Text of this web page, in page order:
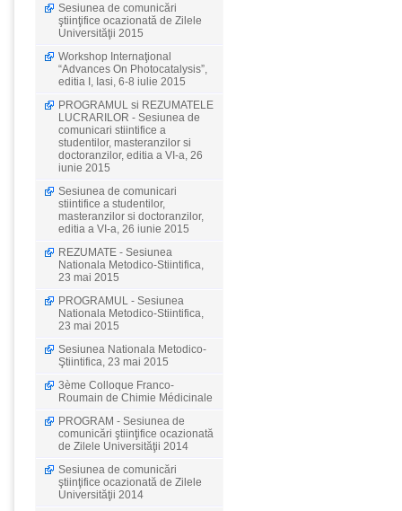
Sesiunea de comunicări
ştiinţifice ocazionată de Zilele
Universităţii 2015
Workshop Internaţional
“Advances On Photocatalysis”,
editia I, Iasi, 6-8 iulie 2015
PROGRAMUL si REZUMATELE
LUCRARILOR - Sesiunea de
comunicari stiintifice a
studentilor, masteranzilor si
doctoranzilor, editia a VI-a, 26
iunie 2015
Sesiunea de comunicari
stiintifice a studentilor,
masteranzilor si doctoranzilor,
editia a VI-a, 26 iunie 2015
REZUMATE - Sesiunea
Nationala Metodico-Stiintifica,
23 mai 2015
PROGRAMUL - Sesiunea
Nationala Metodico-Stiintifica,
23 mai 2015
Sesiunea Nationala Metodico-
Ştiintifica, 23 mai 2015
3ème Colloque Franco-
Roumain de Chimie Médicinale
PROGRAM - Sesiunea de
comunicări ştiinţifice ocazionată
de Zilele Universităţii 2014
Sesiunea de comunicări
ştiinţifice ocazionată de Zilele
Universităţii 2014